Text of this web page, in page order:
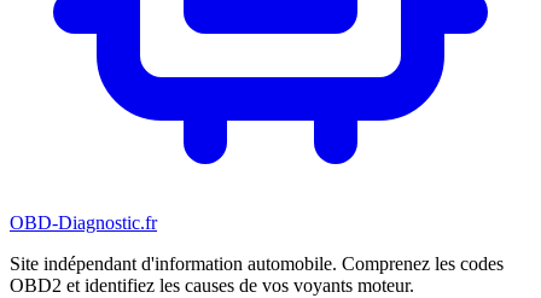
OBD-Diagnostic.fr
Site indépendant d'information automobile. Comprenez les codes
OBD2 et identifiez les causes de vos voyants moteur.